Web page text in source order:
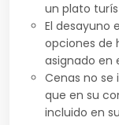
un plato
El desayuno
opciones de
asignado en
Cenas no se
que en su
incluido en